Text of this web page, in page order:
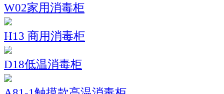
W02家用消毒柜
H13 商用消毒柜
D18低温消毒柜